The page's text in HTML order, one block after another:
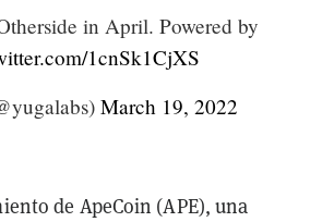
in April. Powered by
1cnSk1CjXS
March 19, 2022
de ApeCoin (APE), una